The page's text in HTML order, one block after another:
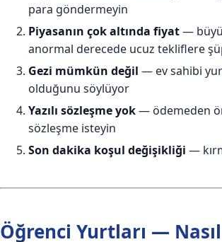
para göndermeyin
Piyasanın çok altında fiyat—
anormal derecede ucuz tekliflere
Gezi mümkün değil — ev sahibi
olduğunu söylüyor
Yazılı sözleşme yok— ödemeden
sözleşme isteyin
Son dakika koşul değişikliği —
Öğrenci Yurtları — Nasıl